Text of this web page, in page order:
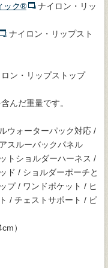
ック®
ナイロン・リッ
ナイロン・リップスト
ン・リップストップ
んだ重量です。
ウォーターパック対応 /
スルーバックパネル
トショルダーハーネス /
ド / ショルダーポーチと
プ / ワンドポケット / ヒ
/ チェストサポート / ピ
）